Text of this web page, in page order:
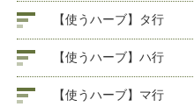
【使うハーブ】タ行
【使うハーブ】ハ行
【使うハーブ】マ行